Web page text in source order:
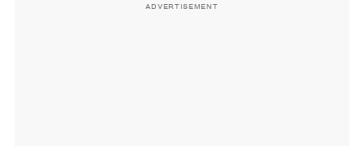
ADVERTISEMENT